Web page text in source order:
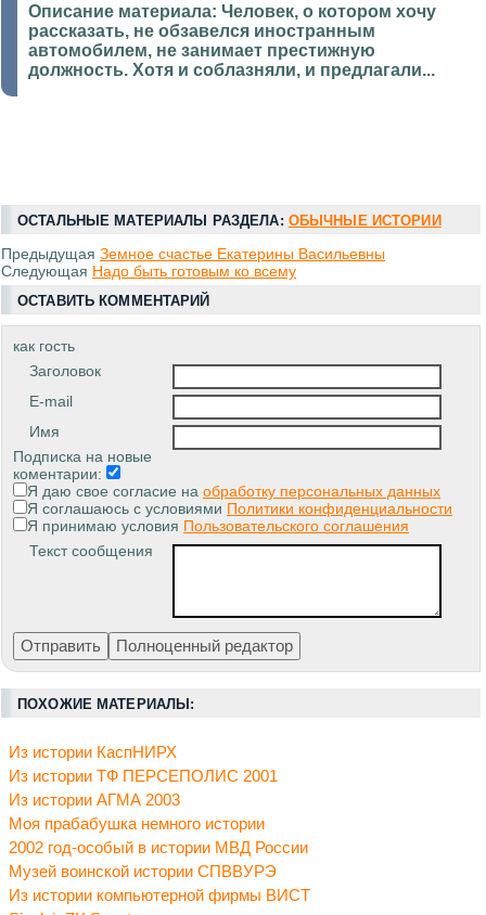
Описание материала: Человек, о котором хочу
рассказать, не обзавелся иностранным
автомобилем, не занимает престижную
должность. Хотя и соблазняли, и предлагали...
ОСТАЛЬНЫЕ МАТЕРИАЛЫ РАЗДЕЛА: ОБЫЧНЫЕ ИСТОРИИ
Предыдущая Земное счастье Екатерины Васильевны
Следующая Надо быть готовым ко всему
ОСТАВИТЬ КОММЕНТАРИЙ
как гость
Заголовок
E-mail
Имя
Подписка на новые
коментарии:
Я даю свое согласие на обработку персональных данных
Я соглашаюсь с условиями Политики конфиденциальности
Я принимаю условия Пользовательского соглашения
Текст сообщения
ПОХОЖИЕ МАТЕРИАЛЫ:
Из истории КаспНИРХ
Из истории ТФ ПЕРСЕПОЛИС 2001
Из истории АГМА 2003
Моя прабабушка немного истории
2002 год-особый в истории МВД России
Музей воинской истории СПВВУРЭ
Из истории компьютерной фирмы ВИСТ